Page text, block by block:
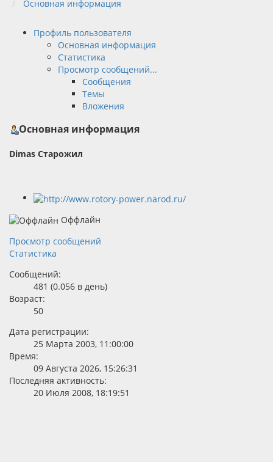
Основная информация
Профиль пользователя
Основная информация
Статистика
Просмотр сообщений...
Сообщения
Темы
Вложения
Основная информация
Dimas Старожил
Оффлайн
Просмотр сообщений
Статистика
Сообщений:
481 (0.056 в день)
Возраст:
50
Дата регистрации:
25 Марта 2003, 11:00:00
Время:
09 Августа 2026, 15:26:31
Последняя активность:
20 Июля 2008, 18:19:51